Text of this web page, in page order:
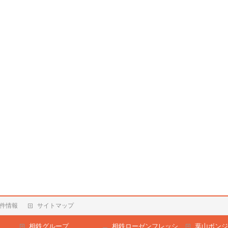
情報 サイトマップ
相鉄グループ 相鉄ローゼンフレッシ 葉山ボン